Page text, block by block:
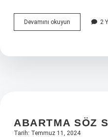
Devamını okuyun Edebiyat
ve
nedir
2
ABARTMA SÖZ
Tarih: Temmuz 11, 2024